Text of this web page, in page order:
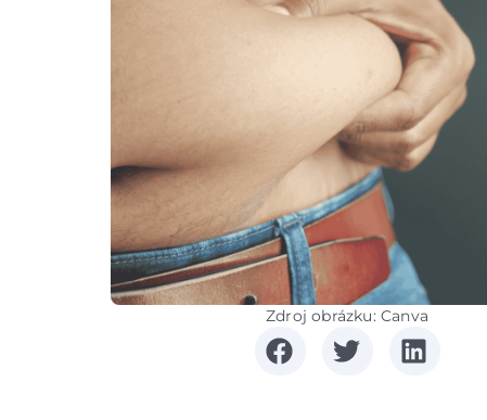
Zdroj obrázku: Canva